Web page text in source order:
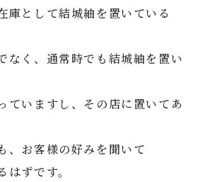
庫として結城紬を置いている
なく、通常時でも結城紬を置い
ていますし、その店に置いてあ
、お客様の好みを聞いて
ずです。